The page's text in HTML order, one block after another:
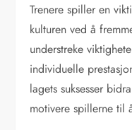
Trenere spiller en
kulturen ved å
understreke
individuelle
lagets suksesser
motivere spillerne til